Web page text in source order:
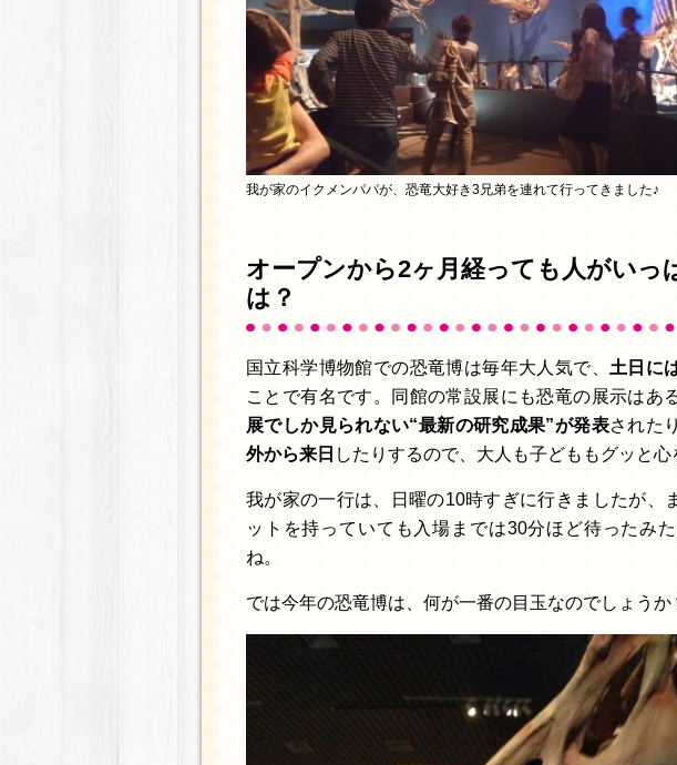
我が家のイクメンパパが、恐竜大好き3兄弟を連れて行ってきました♪
オープンから2ヶ月経っても人がい
は？
国立科学博物館での恐竜博は毎年大人気で、 土日に
ことで有名です。同館の常設展にも恐竜の展示はあ
展でしか見られない“最新の研究成果”が発表された
外から来日 したりするので、大人も子どももグッと心
我が家の一行は、日曜の10時すぎに行きましたが、
ットを持っていても入場までは30分ほど待ったみ
ね。
では今年の恐竜博は、何が一番の目玉なのでしょうか